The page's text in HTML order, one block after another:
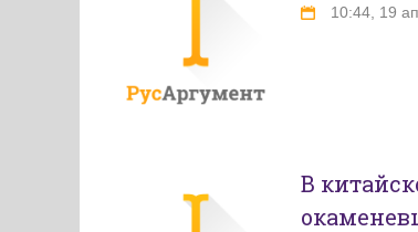
10:44, 19
В